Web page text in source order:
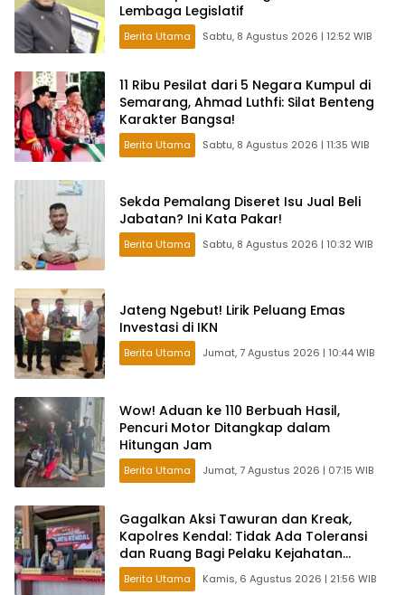
Lembaga Legislatif
Berita Utama Sabtu, 8 Agustus 2026 | 12:52 WIB
11 Ribu Pesilat dari 5 Negara Kumpul di
Semarang, Ahmad Luthfi: Silat Benteng
Karakter Bangsa!
Berita Utama Sabtu, 8 Agustus 2026 | 11:35 WIB
Sekda Pemalang Diseret Isu Jual Beli
Jabatan? Ini Kata Pakar!
Berita Utama Sabtu, 8 Agustus 2026 | 10:32 WIB
Jateng Ngebut! Lirik Peluang Emas
Investasi di IKN
Berita Utama Jumat, 7 Agustus 2026 | 10:44 WIB
Wow! Aduan ke 110 Berbuah Hasil,
Pencuri Motor Ditangkap dalam
Hitungan Jam
Berita Utama Jumat, 7 Agustus 2026 | 07:15 WIB
Gagalkan Aksi Tawuran dan Kreak,
Kapolres Kendal: Tidak Ada Toleransi
dan Ruang Bagi Pelaku Kejahatan
Jalanan
Berita Utama Kamis, 6 Agustus 2026 | 21:56 WIB